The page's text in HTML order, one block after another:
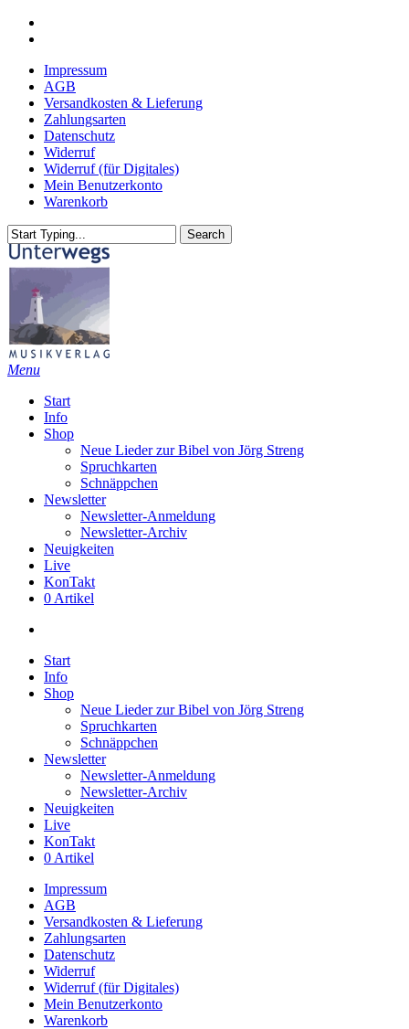
Skip
contentImpressum
AGB
Versandkosten & Lieferung
Zahlungsarten
Datenschutz
Widerruf
Widerruf (für Digitales)
Mein Benutzerkonto
Warenkorb
Search
Close
Search
search
Menu
Start
Info
Shop
Neue Lieder zur Bibel von Jörg Streng
Spruchkarten
Schnäppchen
Newsletter
Newsletter-Anmeldung
Newsletter-Archiv
Neuigkeiten
Live
KonTakt
0 Artikel
Start
Info
Shop
Neue Lieder zur Bibel von Jörg Streng
Spruchkarten
Schnäppchen
Newsletter
Newsletter-Anmeldung
Newsletter-Archiv
Neuigkeiten
Live
KonTakt
0 Artikel
Impressum
AGB
Versandkosten & Lieferung
Zahlungsarten
Datenschutz
Widerruf
Widerruf (für Digitales)
Mein Benutzerkonto
Warenkorb